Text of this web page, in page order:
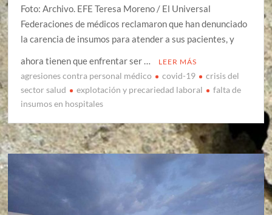
Foto: Archivo. EFE Teresa Moreno / El Universal
Federaciones de médicos reclamaron que han denunciado
la carencia de insumos para atender a sus pacientes, y
ahora tienen que enfrentar ser …
LEER MÁS
agresiones contra personal médico covid-19
crisis del
sector salud
explotación y precariedad laboral
falta de
insumos en hospitales